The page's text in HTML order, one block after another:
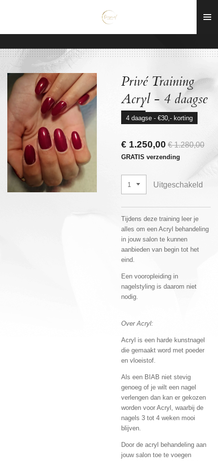
hoofdinhoud
Privé Training
Acryl - 4 daagse
4 daagse - €30,- korting
€ 1.250,00 € 1.280,00
GRATIS verzending
Uitgeschakeld
Tijdens deze training leer je
alles om een Acryl behandeling
in jouw salon te kunnen
aanbieden van begin tot het
eind.
Een vooropleiding in
nagelstyling is daarom niet
nodig.
Over Acryl:
Acryl is een harde kunstnagel
die gemaakt word met poeder
en vloeistof.
Als een BIAB niet stevig
genoeg of je wilt een nagel
verlengen dan kan er gekozen
worden voor Acryl, waarbij de
nagels 3 tot 4 weken mooi
blijven.
Door de acryl behandeling aan
jouw salon toe te voegen